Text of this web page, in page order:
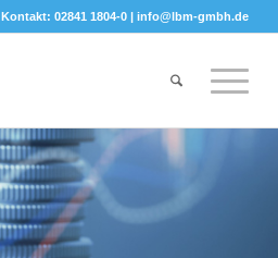
Kontakt: 02841 1804-0 |info@lbm-gmbh.de